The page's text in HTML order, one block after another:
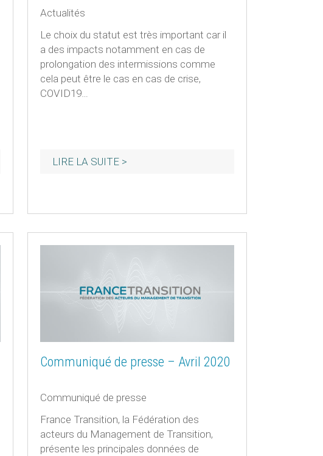
Actualités
Le choix du statut est très important car il
a des impacts notamment en cas de
prolongation des intermissions comme
cela peut être le cas en cas de crise,
COVID19…
Communiqué de presse – Avril 2020
Communiqué de presse
France Transition​, la Fédération des
acteurs du Management de Transition,
présente les principales données de